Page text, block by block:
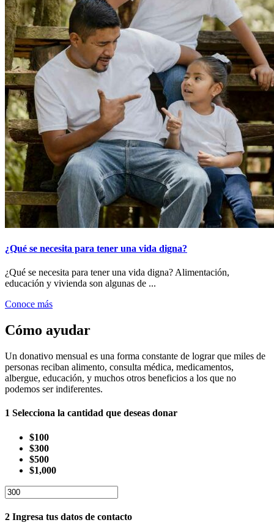
¿Qué se necesita para tener una vida digna?
¿Qué se necesita para tener una vida digna? Alimentación,
educación y vivienda son algunas de ...
Conoce más
Cómo ayudar
Un donativo mensual es una forma constante de lograr que miles de
personas reciban alimento, consulta médica, medicamentos,
albergue, educación, y muchos otros beneficios a los que no
podemos ser indiferentes.
1 Selecciona la cantidad que deseas donar
$100
$300
$500
$1,000
2 Ingresa tus datos de contacto